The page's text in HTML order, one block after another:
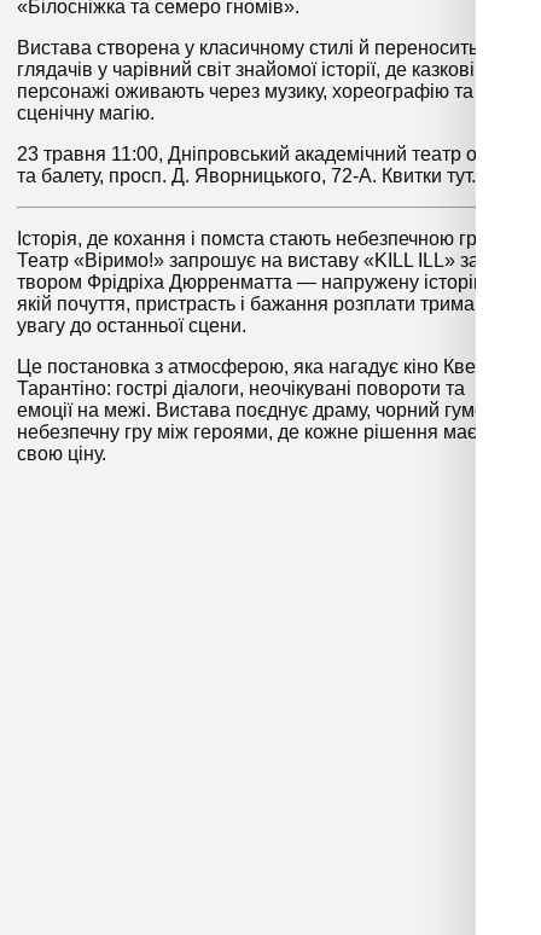
«Білосніжка та семеро гномів».
Вистава створена у класичному стилі й переносить
глядачів у чарівний світ знайомої історії, де казкові
персонажі оживають через музику, хореографію та
сценічну магію.
23 травня 11:00, Дніпровський академічний театр опери
та балету, просп. Д. Яворницького, 72-А. Квитки тут.
Історія, де кохання і помста стають небезпечною грою.
Театр «Віримо!» запрошує на виставу «KILL ILL» за
твором Фрідріха Дюрренматта — напружену історію, у
якій почуття, пристрасть і бажання розплати тримають
увагу до останньої сцени.
Це постановка з атмосферою, яка нагадує кіно Квентіна
Тарантіно: гострі діалоги, неочікувані повороти та
емоції на межі. Вистава поєднує драму, чорний гумор і
небезпечну гру між героями, де кожне рішення має
свою ціну.